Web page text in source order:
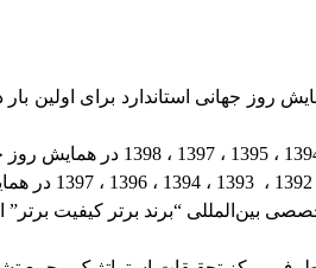
واحد نمونه استاندارد ملی و کشوری در سال 1397 در همايش
کشور در سال 1391 در دومین همایش تخصصی